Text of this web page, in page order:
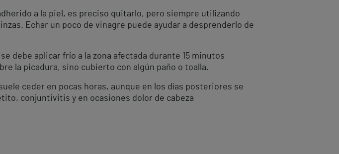
a la piel, es preciso quitarlo, pero siempre utilizando
Echar un poco de vinagre puede ayudar a desprenderlo de
debe aplicar frío a la zona afectada durante 15 minutos
la picadura, sino cubierto con algún paño o toalla.
ceder en pocas horas, aunque en los días posteriores se
conjuntivitis y en ocasiones dolor de cabeza